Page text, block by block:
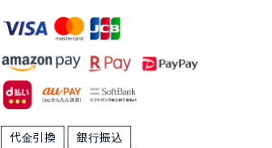
代金引換 銀行振込